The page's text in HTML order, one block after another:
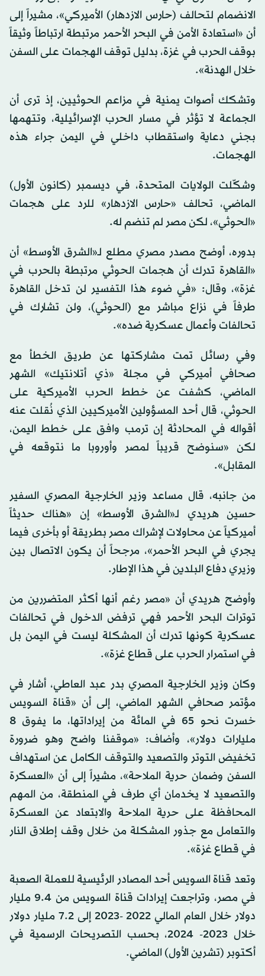
الانضمام لتحالف (حارس الازدهار) الأميركي»، مشيراً إلى
أن «استعادة الأمن في البحر الأحمر مرتبطة ارتباطاً وثيقاً
بوقف الحرب في غزة، بدليل توقف الهجمات على السفن
خلال الهدنة».
وتشكك أصوات يمنية في مزاعم الحوثيين، إذ ترى أن
الجماعة لا تؤثر في مسار الحرب الإسرائيلية، وتتهمها
بجني دعاية واستقطاب داخلي في اليمن جراء هذه
الهجمات.
وشكّلت الولايات المتحدة، في ديسمبر (كانون الأول)
الماضي، تحالف «حارس الازدهار» للرد على هجمات
«الحوثي»، لكن مصر لم تنضم له.
بدوره، أوضح مصدر مصري مطلع لـ«الشرق الأوسط» أن
«القاهرة تدرك أن هجمات الحوثي مرتبطة بالحرب في
غزة»، وقال: «في ضوء هذا التفسير لن تدخل القاهرة
طرفاً في نزاع مباشر مع (الحوثي)، ولن تشارك في
تحالفات وأعمال عسكرية ضده».
وفي رسائل تمت مشاركتها عن طريق الخطأ مع
صحافي أميركي في مجلة «ذي أتلانتيك» الشهر
الماضي، كشفت عن خطط الحرب الأميركية على
الحوثي، قال أحد المسؤولين الأميركيين الذي نُقلت عنه
أقواله في المحادثة إن ترمب وافق على خطط اليمن،
لكن «سنوضح قريباً لمصر وأوروبا ما نتوقعه في
المقابل».
من جانبه، قال مساعد وزير الخارجية المصري السفير
حسين هريدي لـ«الشرق الأوسط» إن «هناك حديثاً
أميركياً عن محاولات لإشراك مصر بطريقة أو بأخرى فيما
يجري في البحر الأحمر»، مرجحاً أن يكون الاتصال بين
وزيري دفاع البلدين في هذا الإطار.
وأوضح هريدي أن «مصر رغم أنها أكثر المتضررين من
توترات البحر الأحمر فهي ترفض الدخول في تحالفات
عسكرية كونها تدرك أن المشكلة ليست في اليمن بل
في استمرار الحرب على قطاع غزة».
وكان وزير الخارجية المصري بدر عبد العاطي، أشار في
مؤتمر صحافي الشهر الماضي، إلى أن «قناة السويس
خسرت نحو 65 في المائة من إيراداتها، ما يفوق 8
مليارات دولار»، وأضاف: «موقفنا واضح وهو ضرورة
تخفيض التوتر والتصعيد والتوقف الكامل عن استهداف
السفن وضمان حرية الملاحة»، مشيراً إلى أن «العسكرة
والتصعيد لا يخدمان أي طرف في المنطقة، من المهم
المحافظة على حرية الملاحة والابتعاد عن العسكرة
والتعامل مع جذور المشكلة من خلال وقف إطلاق النار
في قطاع غزة».
وتعد قناة السويس أحد المصادر الرئيسية للعملة الصعبة
في مصر، وتراجعت إيرادات قناة السويس من 9.4 مليار
دولار خلال العام المالي 2022 -2023 إلى 7.2 مليار دولار
خلال 2023- 2024، بحسب التصريحات الرسمية في
أكتوبر (تشرين الأول) الماضي.